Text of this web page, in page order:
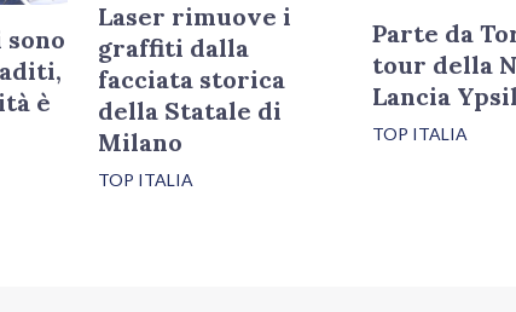
sono
è
Laser rimuove i
graffiti dalla
facciata storica
della Statale di
Milano
TOP ITALIA
Parte da
tour della
Lancia
TOP ITALIA